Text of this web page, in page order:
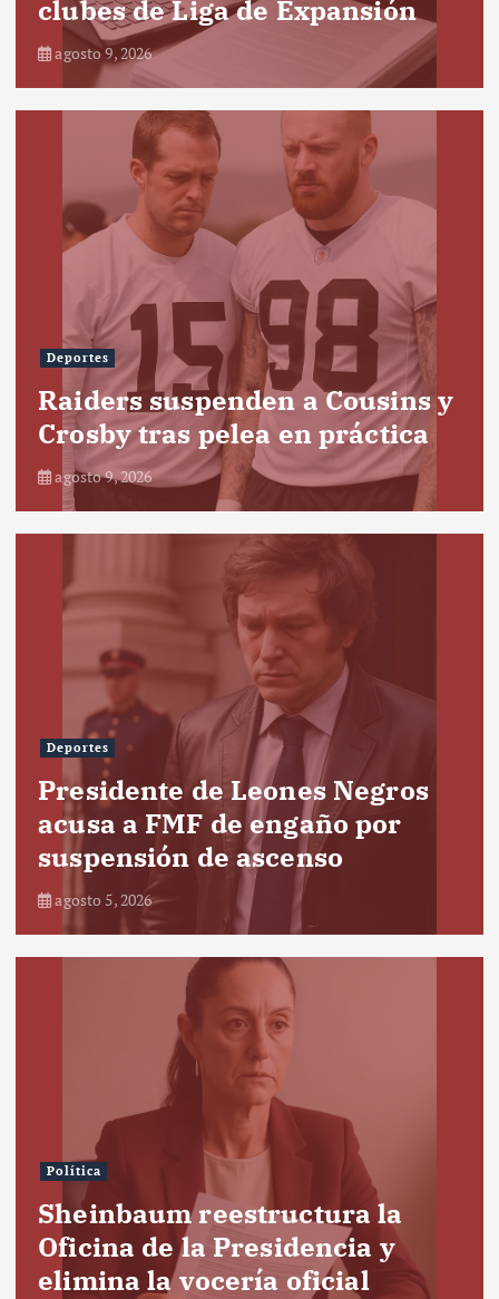
clubes de Liga de Expansión
agosto 9, 2026
Deportes
Raiders suspenden a Cousins y
Crosby tras pelea en práctica
agosto 9, 2026
Deportes
Presidente de Leones Negros
acusa a FMF de engaño por
suspensión de ascenso
agosto 5, 2026
Política
Sheinbaum reestructura la
Oficina de la Presidencia y
elimina la vocería oficial